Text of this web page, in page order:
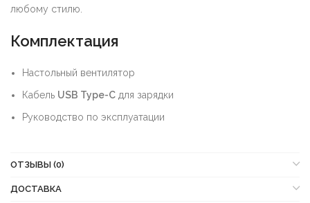
любому стилю.
Комплектация
Настольный вентилятор
Кабель USB Type-C для зарядки
Руководство по эксплуатации
ОТЗЫВЫ (0)
ДОСТАВКА